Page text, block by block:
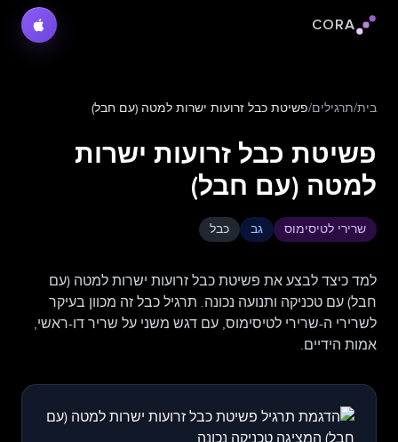
לוגו Cora
CORA
בית/תרגילים/פשיטת כבל זרועות ישרות למטה (עם חבל)
פשיטת כבל זרועות ישרות
למטה (עם חבל)
שרירי לטיסימוס גב כבל
למד כיצד לבצע את פשיטת כבל זרועות ישרות למטה (עם
חבל) עם טכניקה ותנועה נכונה. תרגיל כבל זה מכוון בעיקר
לשרירי ה-שרירי לטיסימוס, עם דגש משני על שריר דו-ראשי,
אמות הידיים.